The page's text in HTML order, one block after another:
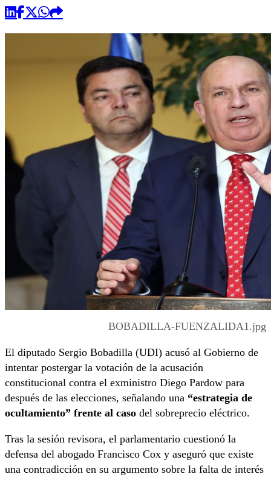
BOBADILLA-FUENZALIDA1.jpg
El diputado Sergio Bobadilla (UDI) acusó al Gobierno de
intentar postergar la votación de la acusación
constitucional contra el exministro Diego Pardow para
después de las elecciones, señalando una “estrategia de
ocultamiento” frente al caso del sobreprecio eléctrico.
Tras la sesión revisora, el parlamentario cuestionó la
defensa del abogado Francisco Cox y aseguró que existe
una contradicción en su argumento sobre la falta de interés